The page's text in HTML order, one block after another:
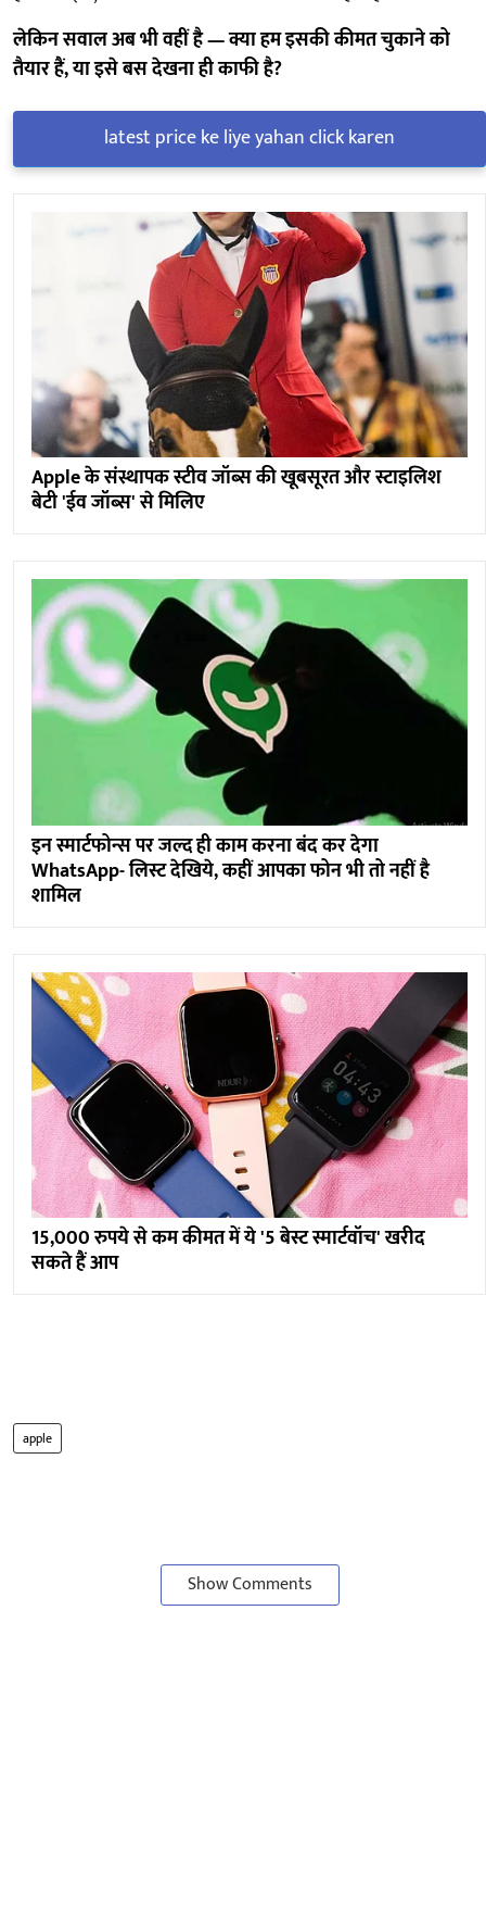
लेकिन सवाल अब भी वहीं है — क्या हम इसकी कीमत चुकाने को
तैयार हैं, या इसे बस देखना ही काफी है?
latest price ke liye yahan click karen
Apple के संस्थापक स्टीव जॉब्स की खूबसूरत और स्टाइलिश
बेटी 'ईव जॉब्स' से मिलिए
इन स्मार्टफोन्स पर जल्द ही काम करना बंद कर देगा
WhatsApp- लिस्ट देखिये, कहीं आपका फोन भी तो नहीं है
शामिल
15,000 रुपये से कम कीमत में ये '5 बेस्ट स्मार्टवॉच' खरीद
सकते हैं आप
apple
Show Comments